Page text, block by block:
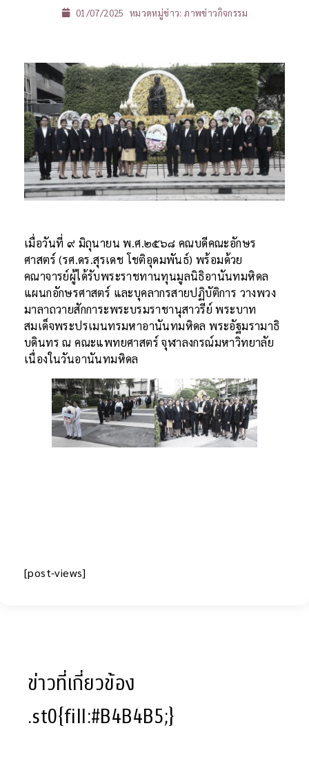
01/07/2025 หมวดหมู่ข่าว:ภาพข่าวกิจกรรม
เมื่อวันที่ ๙ มิถุนายน พ.ศ.๒๕๖๘ คณบดีคณะอักษร
ศาสตร์ (รศ.ดร.สุรเดช โชติอุดมพันธ์) พร้อมด้วย
คณาจารย์ผู้ได้รับพระราชทานทุนมูลนิธิอานันทมหิดล
แผนกอักษรศาสตร์ และบุคลากรสายปฏิบัติการ วางพวง
มาลาถวายสักการะพระบรมราชานุสาวรีย์ พระบาท
สมเด็จพระปรเมนทรมหาอานันทมหิดล พระอัฐมรามาธิ
บดินทร ณ คณะแพทยศาสตร์ จุฬาลงกรณ์มหาวิทยาลัย
เนื่องในวันอานันทมหิดล
[post-views]
ข่าวที่เกี่ยวข้อง
.st0{fill:#B4B4B5;}